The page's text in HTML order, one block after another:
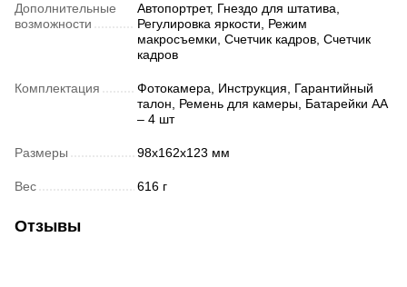
Дополнительные
возможности
Автопортрет, Гнездо для штатива,
Регулировка яркости, Режим
макросъемки, Счетчик кадров, Счетчик
кадров
Комплектация
Фотокамера, Инструкция, Гарантийный
талон, Ремень для камеры, Батарейки АА
– 4 шт
Размеры 98х162х123 мм
Вес 616 г
Отзывы